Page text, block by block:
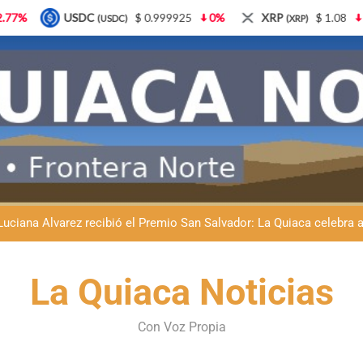
Natación inclusiva en La Quiaca: Celia Zenteno destacó el
La Quiaca defendió la soberanía nacional: el municipio
Natación inclusiva en La Quiaca: Celia Zenteno destacó el
La Quiaca defendió la soberanía nacional: el municipio
La Quiaca Noticias
Con Voz Propia
$ 0.999925 0% XRP(XRP) $ 1.08 3.87% Solana(SOL)